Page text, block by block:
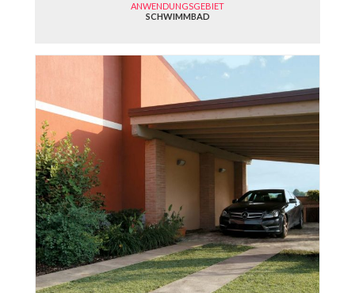
ANWENDUNGSGEBIET
SCHWIMMBAD